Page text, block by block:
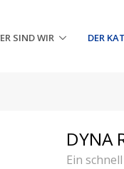
SIND WIR DER
DYNA
Ein